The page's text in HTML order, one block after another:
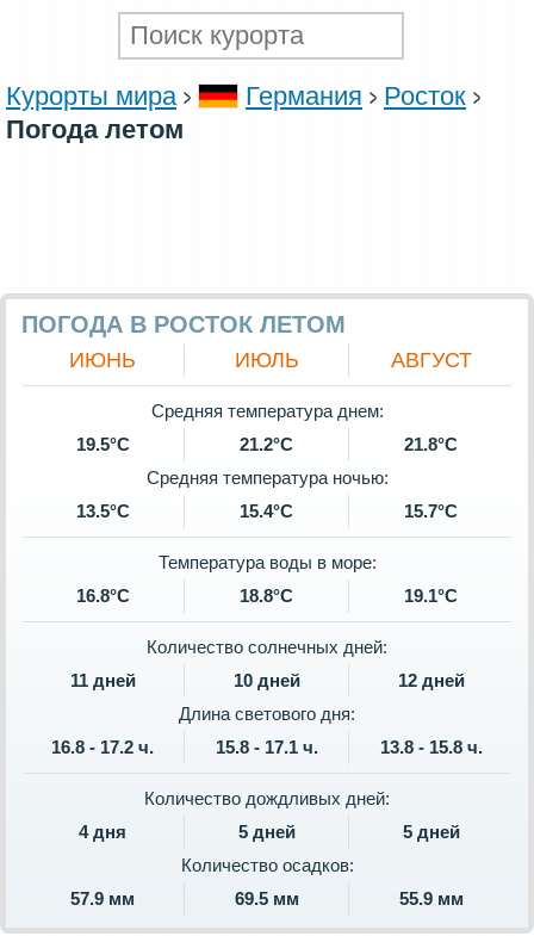
Курорты мира Германия
Росток
Погода летом
ПОГОДА В РОСТОК ЛЕТОМ
ИЮНЬ ИЮЛЬ АВГУСТ
Средняя температура днем:
19.5°C
21.2°C
21.8°C
Средняя температура ночью:
13.5°C
15.4°C 15.7°C
Температура воды в море:
16.8°C
18.8°C 19.1°C
Количество солнечных дней:
11 дней
10 дней
12 дней
Длина светового дня:
16.8 - 17.2 ч.
15.8 - 17.1 ч. 13.8 - 15.8 ч.
Количество дождливых дней:
4 дня
5 дней
5 дней
Количество осадков:
57.9 мм
69.5 мм 55.9 мм